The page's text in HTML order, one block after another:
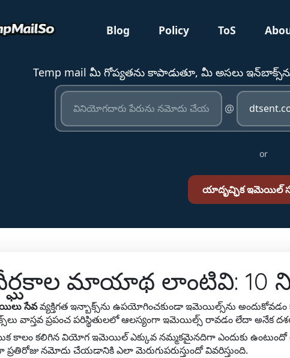
Blog Policy ToS
Temp mail మీ గోప్యతను కాపాడుతూ, మీ అసలు
@
or
యాదృచ్ఛిక ఇమెయిల్
మాయాథ లాంటివి: 10
సేవవ్యక్తిగత ఇన్బాక్స్‌ను ఉపయోగించకుండా ఇమెయిల్స్‌ను
వాస్తవ ప్రపంచ పరిస్థితులలో ఆలస్యంగా ఇమెయిల్స్ రావడం లేదా అనేక
కలిగిన వియోగ ఇమెయిల్ ఎక్కువ నమ్మకమైనదిగా ఎందుకు ఉంటుందో
ప్రతిరోజు నమోదు చేయడానికి ఎలా మెరుగుపరుస్తుందో వివరిస్తుంది.